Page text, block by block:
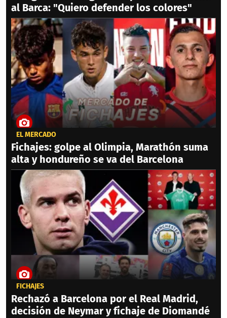
al Barca: "Quiero defender los colores"
EL MERCADO
Fichajes: golpe al Olimpia, Marathón suma
alta y hondureño se va del Barcelona
FICHAJES
Rechazó a Barcelona por el Real Madrid,
decisión de Neymar y fichaje de Diomandé